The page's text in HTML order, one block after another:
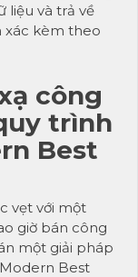
liệu và trả về
xác kèm theo
công
trình
Best
vẹt với một
giờ bán công
một giải pháp
Best